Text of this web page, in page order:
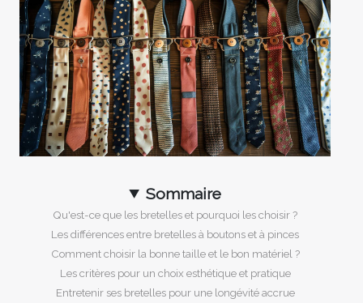
Sommaire
Qu'est-ce que les bretelles et pourquoi les choisir ?
Les différences entre bretelles à boutons et à pinces
Comment choisir la bonne taille et le bon matériel ?
Les critères pour un choix esthétique et pratique
Entretenir ses bretelles pour une longévité accrue